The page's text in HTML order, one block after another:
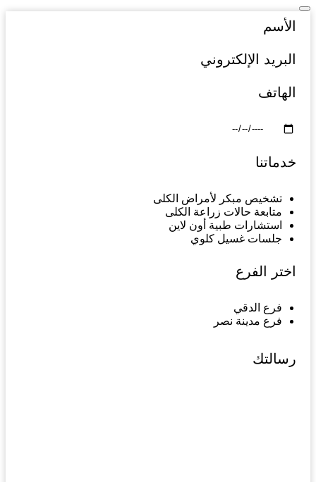
تشخيص مبكر لأمراض الكلى
متابعة حالات زراعة الكلى
استشارات طبية أون لاين
جلسات غسيل كلوي
فرع الدقي
فرع مدينة نصر